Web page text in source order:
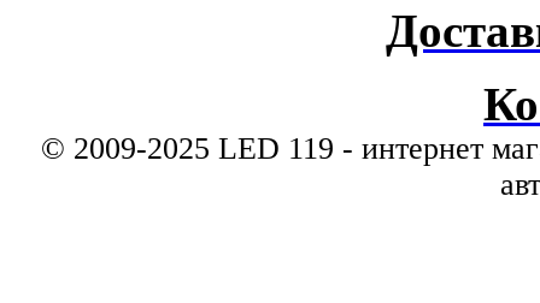
© 2009-2025 LED 119 - интернет